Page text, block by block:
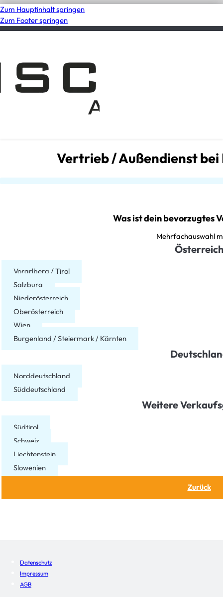
Zum Hauptinhalt springen
Zum Footer springen
Vertrieb / Außendienst
Was ist dein bevorzugtes
Mehrfachauswahl
Vorarlberg / Tirol
Salzburg
Niederösterreich
Oberösterreich
Wien
Burgenland / Steiermark / Kärnten
Norddeutschland
Süddeutschland
Weitere
Südtirol
Schweiz
Liechtenstein
Slowenien
Zurück
Datenschutz
Impressum
AGB